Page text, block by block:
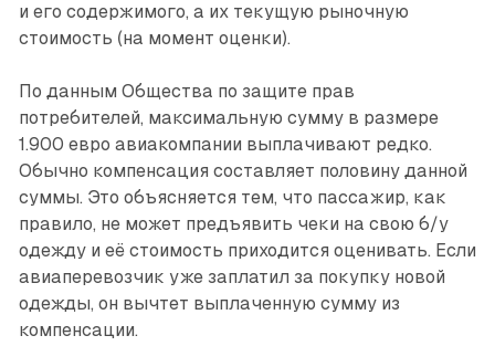
и его содержимого, а их текущую рыночную
стоимость (на момент оценки).
По данным Общества по защите прав
потребителей, максимальную сумму в размере
1.900 евро авиакомпании выплачивают редко.
Обычно компенсация составляет половину данной
суммы. Это объясняется тем, что пассажир, как
правило, не может предъявить чеки на свою б/у
одежду и её стоимость приходится оценивать. Если
авиаперевозчик уже заплатил за покупку новой
одежды, он вычтет выплаченную сумму из
компенсации.